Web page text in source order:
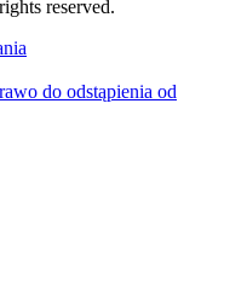
reserved.
do odstąpienia od